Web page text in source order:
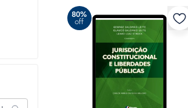
80%
off